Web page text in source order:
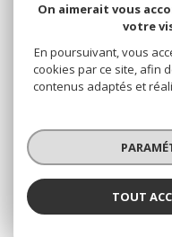
© 2026
On aimerait vous
votre
En poursuivant, vous
cookies par ce site, afin
contenus adaptés et
TOUT